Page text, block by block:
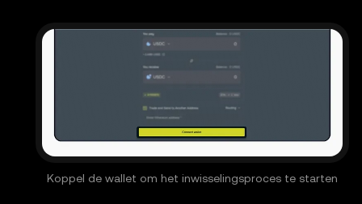
Koppel de wallet om het inwisselingsproces te starten